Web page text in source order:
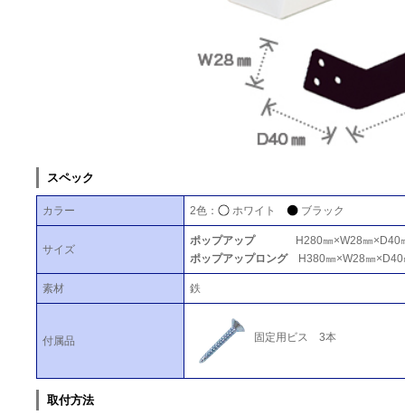
スペック
カラー 2色： ホワイト ブラック
サイズ
ポップアップH280㎜×W28㎜×D40
ポップアップロングH380㎜×W28㎜×D40
素材 鉄
付属品 固定用ビス 3本
取付方法